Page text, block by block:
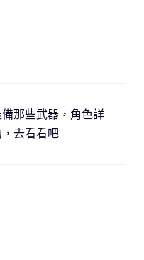
那些武器，角色詳
去看看吧